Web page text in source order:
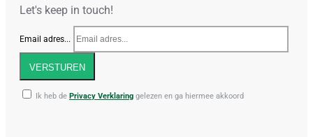
Let's keep in touch!
Email adres...
VERSTUREN
Ik heb de Privacy Verklaring gelezen en ga hiermee akkoord